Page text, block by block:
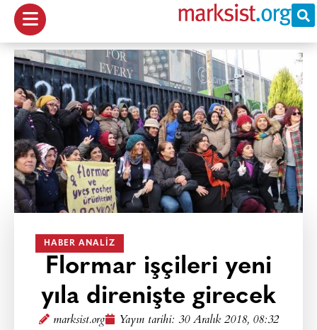
HABER ANALIZ
Flormar işçileri yeni
yıla direnişte girecek
marksist.org Yayın tarihi: 30 Aralık 2018, 08:32